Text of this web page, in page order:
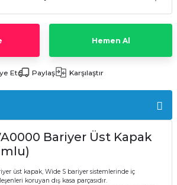
Hemen Al
Et Paylaş Karşılaştır
Bariyer Üst Kapak
üst kapak, Wide S bariyer sistemlerinde iç
koruyan dış kasa parçasıdır.